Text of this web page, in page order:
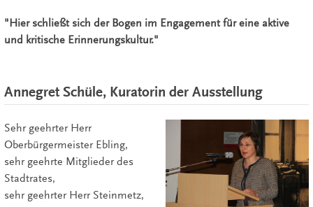
"Hier schließt sich der Bogen im Engagement für eine aktive
und kritische Erinnerungskultur."
Annegret Schüle, Kuratorin der Ausstellung
Sehr geehrter Herr
Oberbürgermeister Ebling,
sehr geehrte Mitglieder des
Stadtrates,
sehr geehrter Herr Steinmetz,